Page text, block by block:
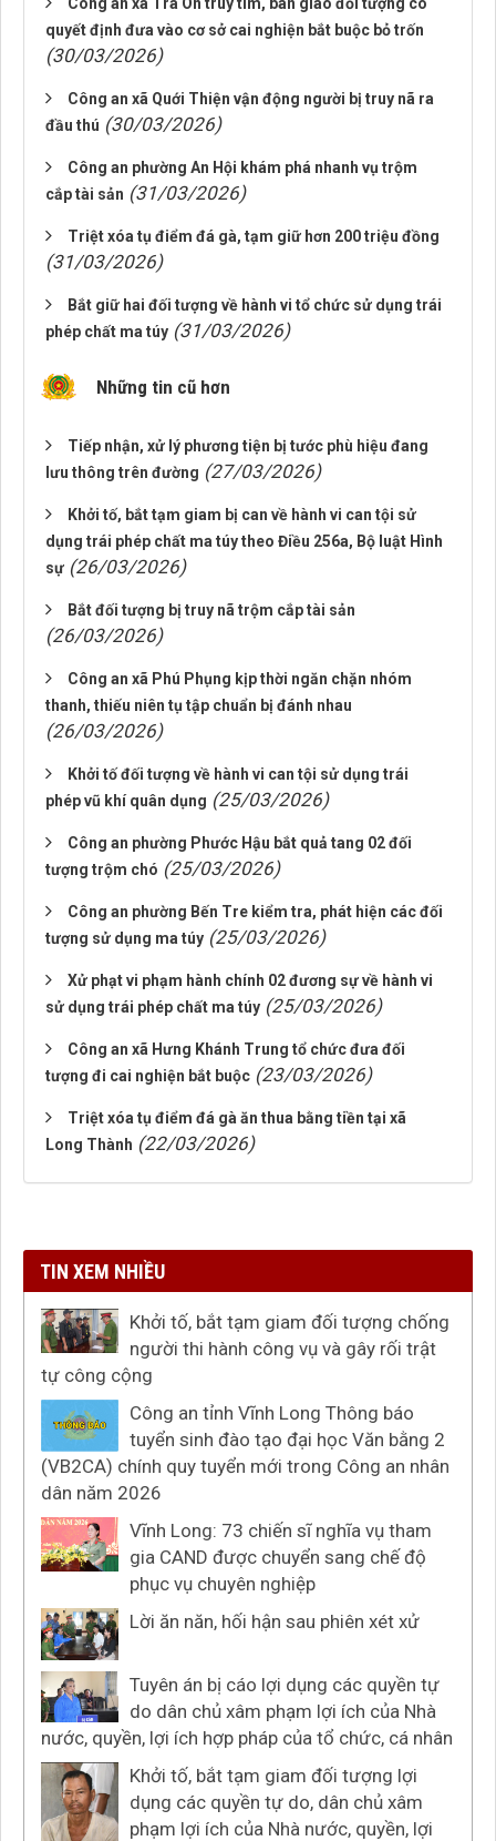
quyết định đưa vào cơ sở cai nghiện bắt buộc bỏ trốn
(30/03/2026)
Công an xã Quới Thiện vận động người bị truy nã ra
đầu thú (30/03/2026)
Công an phường An Hội khám phá nhanh vụ trộm
cắp tài sản (31/03/2026)
Triệt xóa tụ điểm đá gà, tạm giữ hơn 200 triệu đồng
(31/03/2026)
Bắt giữ hai đối tượng về hành vi tổ chức sử dụng trái
phép chất ma túy (31/03/2026)
Những tin cũ hơn
Tiếp nhận, xử lý phương tiện bị tước phù hiệu đang
lưu thông trên đường (27/03/2026)
Khởi tố, bắt tạm giam bị can về hành vi can tội sử
dụng trái phép chất ma túy theo Điều 256a, Bộ luật Hình
sự (26/03/2026)
Bắt đối tượng bị truy nã trộm cắp tài sản
(26/03/2026)
Công an xã Phú Phụng kịp thời ngăn chặn nhóm
thanh, thiếu niên tụ tập chuẩn bị đánh nhau
(26/03/2026)
Khởi tố đối tượng về hành vi can tội sử dụng trái
phép vũ khí quân dụng (25/03/2026)
Công an phường Phước Hậu bắt quả tang 02 đối
tượng trộm chó (25/03/2026)
Công an phường Bến Tre kiểm tra, phát hiện các đối
tượng sử dụng ma túy (25/03/2026)
Xử phạt vi phạm hành chính 02 đương sự về hành vi
sử dụng trái phép chất ma túy (25/03/2026)
Công an xã Hưng Khánh Trung tổ chức đưa đối
tượng đi cai nghiện bắt buộc (23/03/2026)
Triệt xóa tụ điểm đá gà ăn thua bằng tiền tại xã
Long Thành (22/03/2026)
TIN XEM NHIỀU
Khởi tố, bắt tạm giam đối tượng chống
người thi hành công vụ và gây rối trật
tự công cộng
Công an tỉnh Vĩnh Long Thông báo
tuyển sinh đào tạo đại học Văn bằng 2
(VB2CA) chính quy tuyển mới trong Công an nhân
dân năm 2026
Vĩnh Long: 73 chiến sĩ nghĩa vụ tham
gia CAND được chuyển sang chế độ
phục vụ chuyên nghiệp
Lời ăn năn, hối hận sau phiên xét xử
Tuyên án bị cáo lợi dụng các quyền tự
do dân chủ xâm phạm lợi ích của Nhà
nước, quyền, lợi ích hợp pháp của tổ chức, cá nhân
Khởi tố, bắt tạm giam đối tượng lợi
dụng các quyền tự do, dân chủ xâm
phạm lợi ích của Nhà nước, quyền, lợi